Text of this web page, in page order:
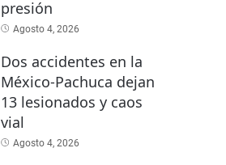
presión
Agosto 4, 2026
Dos accidentes en la
México-Pachuca dejan
13 lesionados y caos
vial
Agosto 4, 2026